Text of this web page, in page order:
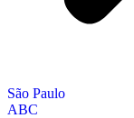
São Paulo
ABC